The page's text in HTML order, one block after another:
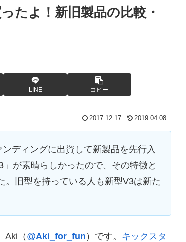
たよ！新旧製品の比較・
LINE コピー
2017.12.17 2019.04.08
ディングに出資して新製品を先行入
が素晴らしかったので、その特徴と
。旧型を持っている人も新型V3は新た
Aki（ @Aki_for_fun ）です。 キックスタ